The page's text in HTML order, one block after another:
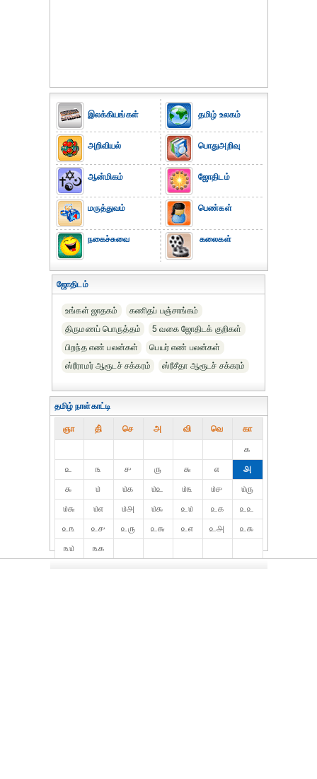
இலக்கியங்கள்
அறிவியல்
ஆன்மிகம்
மருத்துவம்
நகைச்சுவை
தமிழ் உலகம்
பொதுஅறிவு
ஜோதிடம்
பெண்கள்
கலைகள்
ஜோதிடம்
உங்கள் ஜாதகம்
கணிதப் பஞ்சாங்கம்
திருமணப் பொருத்தம்
5 வகை ஜோதிடக் குறிகள்
பிறந்த எண் பலன்கள்
பெயர் எண் பலன்கள்
ஸ்ரீராமர் ஆரூடச் சக்கரம்
ஸ்ரீசீதா ஆரூடச் சக்கரம்
தமிழ் நாள்காட்டி
ஞா தி் செ அ வி வெ கா
௧
௨
௩ ௪ ௫ ௬ ௭
௮
௯
௰ ௰௧ ௰௨ ௰௩ ௰௪
௰௫
௰௬
௰௭ ௰௮ ௰௯ ௨௰ ௨௧
௨௨
௨௩
௨௪ ௨௫ ௨௬ ௨௭ ௨௮
௨௯
௩௰
௩௧